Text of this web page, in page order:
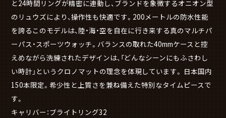
と24時間リングが精密に連動し、ブランドを象徴するオニオン型
のリュウズにより、操作性も快適です。200メートルの防水性能
を誇るこのモデルは、陸・海・空を自在に行き来する真のマルチパ
ーパス・スポーツウォッチ。バランスの取れた40mmケースと控
えめながら洗練されたデザインは、「どんなシーンにもふさわし
い時計」というクロノマットの理念を体現しています。 日本国内
150本限定。希少性と上質さを兼ね備えた特別なタイムピースで
す。
キャリバー：ブライトリング32